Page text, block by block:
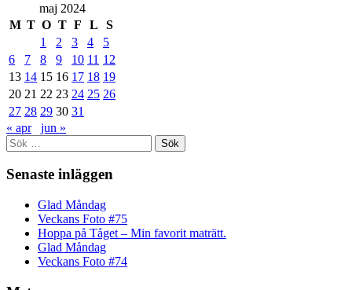
maj 2024
M T O T F L
S
1
2 3 4
5
6
7 8 9 10 11 12
13 14 15 16 17 18 19
20 21 22 23 24 25 26
27 28 29 30 31
« apr
jun »
Sök
efter:
Senaste inläggen
Glad Måndag
Veckans Foto #75
Hoppa på Tåget – Min favorit maträtt.
Glad Måndag
Veckans Foto #74